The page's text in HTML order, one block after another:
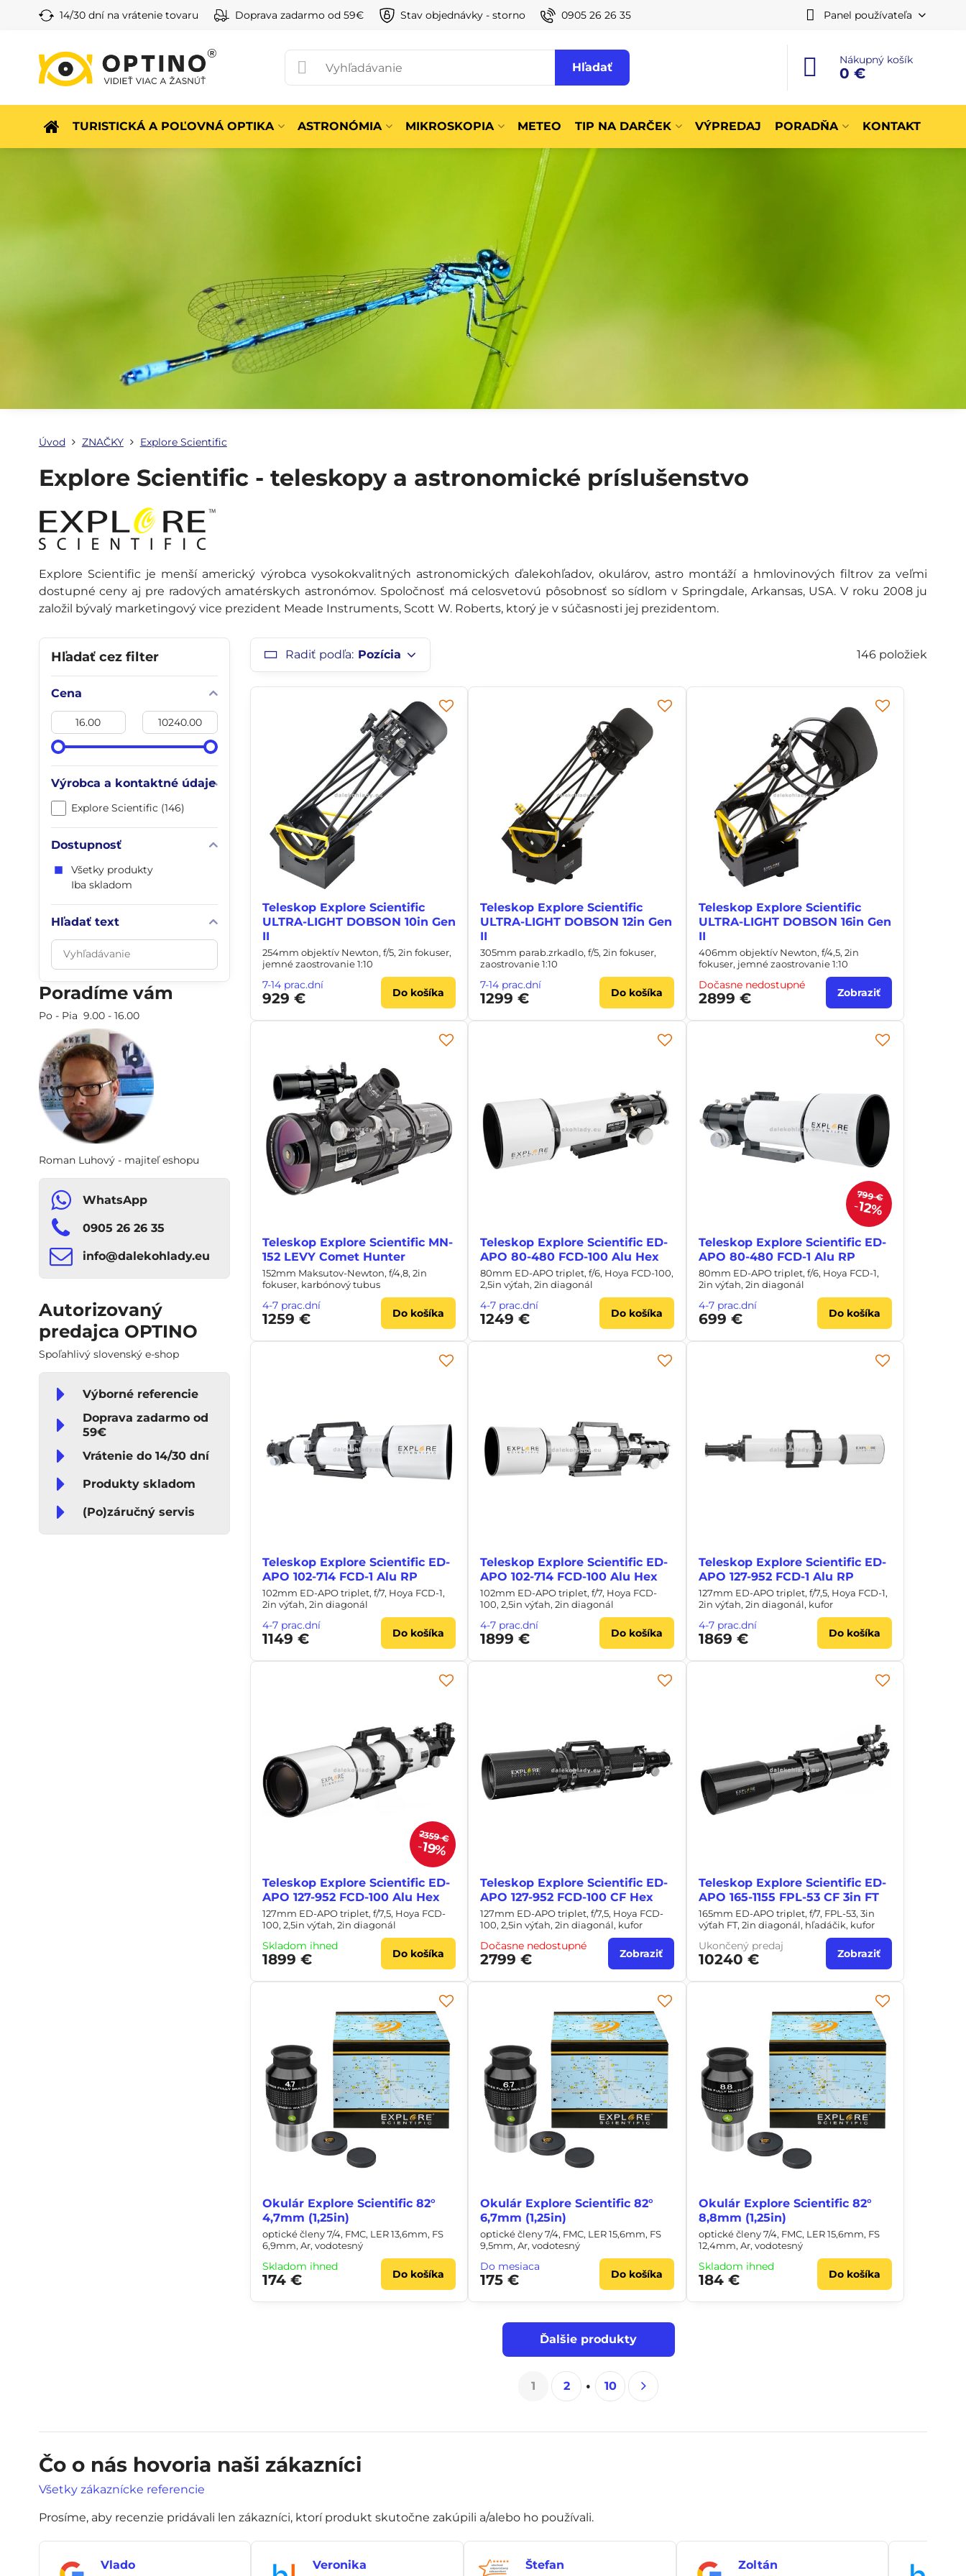
14/30 dní na vrátenie tovaru Doprava zadarmo od 59€ Stav objednávky - storno 0905 26 26 35 Panel používateľa
Hľadať
Nákupný košík
0 €
TURISTICKÁ A POĽOVNÁ OPTIKA ASTRONÓMIA MIKROSKOPIA METEO TIP NA DARČEK VÝPREDAJ PORADŇA KONTAKT
Úvod ZNAČKY Explore Scientific
Explore Scientific - teleskopy a astronomické príslušenstvo
Explore Scientific je menší americký výrobca vysokokvalitných astronomických ďalekohľadov, okulárov, astro montáží a hmlovinových filtrov za veľmi
dostupné ceny aj pre radových amatérskych astronómov. Spoločnosť má celosvetovú pôsobnosť so sídlom v Springdale, Arkansas, USA. V roku 2008 ju
založil bývalý marketingový vice prezident Meade Instruments, Scott W. Roberts, ktorý je v súčasnosti jej prezidentom.
Radiť podľa: Pozícia 146 položiek
Teleskop Explore Scientific
ULTRA-LIGHT DOBSON 10in Gen
II
254mm objektív Newton, f/5, 2in fokuser,
jemné zaostrovanie 1:10
7-14 prac.dní
929 € Do košíka
Teleskop Explore Scientific
ULTRA-LIGHT DOBSON 12in Gen
II
305mm parab.zrkadlo, f/5, 2in fokuser,
zaostrovanie 1:10
7-14 prac.dní
1299 € Do košíka
Teleskop Explore Scientific
ULTRA-LIGHT DOBSON 16in Gen
II
406mm objektív Newton, f/4,5, 2in
fokuser, jemné zaostrovanie 1:10
Dočasne nedostupné
2899 € Zobraziť
Teleskop Explore Scientific MN-
152 LEVY Comet Hunter
152mm Maksutov-Newton, f/4,8, 2in
fokuser, karbónový tubus
4-7 prac.dní
1259 € Do košíka
Teleskop Explore Scientific ED-
APO 80-480 FCD-100 Alu Hex
80mm ED-APO triplet, f/6, Hoya FCD-100,
2,5in výťah, 2in diagonál
4-7 prac.dní
1249 € Do košíka
799 €
12%
Teleskop Explore Scientific ED-
APO 80-480 FCD-1 Alu RP
80mm ED-APO triplet, f/6, Hoya FCD-1,
2in výťah, 2in diagonál
4-7 prac.dní
699 € Do košíka
Teleskop Explore Scientific ED-
APO 102-714 FCD-1 Alu RP
102mm ED-APO triplet, f/7, Hoya FCD-1,
2in výťah, 2in diagonál
4-7 prac.dní
1149 € Do košíka
Teleskop Explore Scientific ED-
APO 102-714 FCD-100 Alu Hex
102mm ED-APO triplet, f/7, Hoya FCD-
100, 2,5in výťah, 2in diagonál
4-7 prac.dní
1899 € Do košíka
Teleskop Explore Scientific ED-
APO 127-952 FCD-1 Alu RP
127mm ED-APO triplet, f/7,5, Hoya FCD-1,
2in výťah, 2in diagonál, kufor
4-7 prac.dní
1869 € Do košíka
2359 €
19%
Teleskop Explore Scientific ED-
APO 127-952 FCD-100 Alu Hex
127mm ED-APO triplet, f/7,5, Hoya FCD-
100, 2,5in výťah, 2in diagonál
Skladom ihneď
1899 € Do košíka
Teleskop Explore Scientific ED-
APO 127-952 FCD-100 CF Hex
127mm ED-APO triplet, f/7,5, Hoya FCD-
100, 2,5in výťah, 2in diagonál, kufor
Dočasne nedostupné
2799 € Zobraziť
Teleskop Explore Scientific ED-
APO 165-1155 FPL-53 CF 3in FT
165mm ED-APO triplet, f/7, FPL-53, 3in
výťah FT, 2in diagonál, hľadáčik, kufor
Ukončený predaj
10240 € Zobraziť
Okulár Explore Scientific 82°
4,7mm (1,25in)
optické členy 7/4, FMC, LER 13,6mm, FS
6,9mm, Ar, vodotesný
Skladom ihneď
174 € Do košíka
Okulár Explore Scientific 82°
6,7mm (1,25in)
optické členy 7/4, FMC, LER 15,6mm, FS
9,5mm, Ar, vodotesný
Do mesiaca
175 € Do košíka
Okulár Explore Scientific 82°
8,8mm (1,25in)
optické členy 7/4, FMC, LER 15,6mm, FS
12,4mm, Ar, vodotesný
Skladom ihneď
184 € Do košíka
Ďalšie produkty
1 2 10
Hľadať cez filter
Cena
Od:
Do:
Výrobca a kontaktné údaje
Explore Scientific (146)
Dostupnosť
Všetky produkty
Iba skladom
Hľadať text
Prehľadať
výsledky
filtra
fulltextom
Poradíme vám
Po - Pia 9.00 - 16.00
Roman Luhový - majiteľ eshopu
WhatsApp
0905 26 26 35
info​​@dalekohlady​​.eu
Autorizovaný
predajca OPTINO
Spoľahlivý slovenský e-shop
Výborné referencie
Doprava zadarmo od
59€
Vrátenie do 14/30 dní
Produkty skladom
(Po)záručný servis
Čo o nás hovoria naši zákazníci
Všetky zákaznícke referencie
Prosíme, aby recenzie pridávali len zákazníci, ktorí produkt skutočne zakúpili a/alebo ho používali.
Vlado
Veronika
Štefan
Zoltán